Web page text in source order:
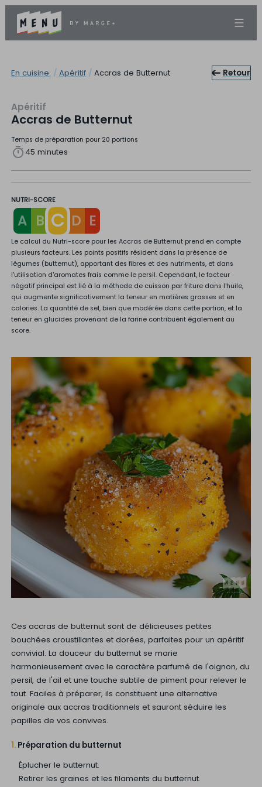
En cuisine. / Apéritif / Accras de Butternut Retour
Apéritif
Accras de Butternut
Temps de préparation pour 20 portions
45 minutes
NUTRI-SCORE
A B C D E
Le calcul du Nutri-score pour les Accras de Butternut prend en compte
plusieurs facteurs. Les points positifs résident dans la présence de
légumes (butternut), apportant des fibres et des nutriments, et dans
l'utilisation d'aromates frais comme le persil. Cependant, le facteur
négatif principal est lié à la méthode de cuisson par friture dans l'huile,
qui augmente significativement la teneur en matières grasses et en
calories. La quantité de sel, bien que modérée dans cette portion, et la
teneur en glucides provenant de la farine contribuent également au
score.
Ces accras de butternut sont de délicieuses petites
bouchées croustillantes et dorées, parfaites pour un apéritif
convivial. La douceur du butternut se marie
harmonieusement avec le caractère parfumé de l'oignon, du
persil, de l'ail et une touche subtile de piment pour relever le
tout. Faciles à préparer, ils constituent une alternative
originale aux accras traditionnels et sauront séduire les
papilles de vos convives.
1.Préparation du butternut
Éplucher le butternut.
Retirer les graines et les filaments du butternut.